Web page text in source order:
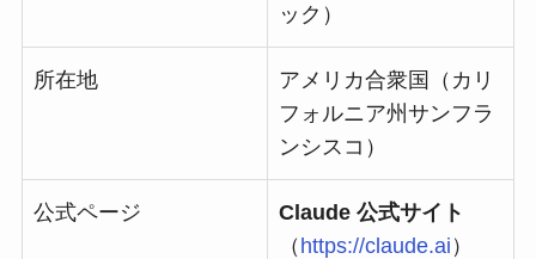
ック）
所在地
アメリカ合衆国（カリ
フォルニア州サンフラ
ンシスコ）
公式ページ
Claude 公式サイト
（ https://claude.ai ）